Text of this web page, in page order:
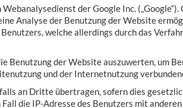
der Google Inc.
Analyse der Benutzung der Website
welche allerdings durch das
Benutzung der Website auszuwerten,
und der Internetnutzung
an Dritte übertragen, sofern dies
die IP-Adresse des Benutzers mit